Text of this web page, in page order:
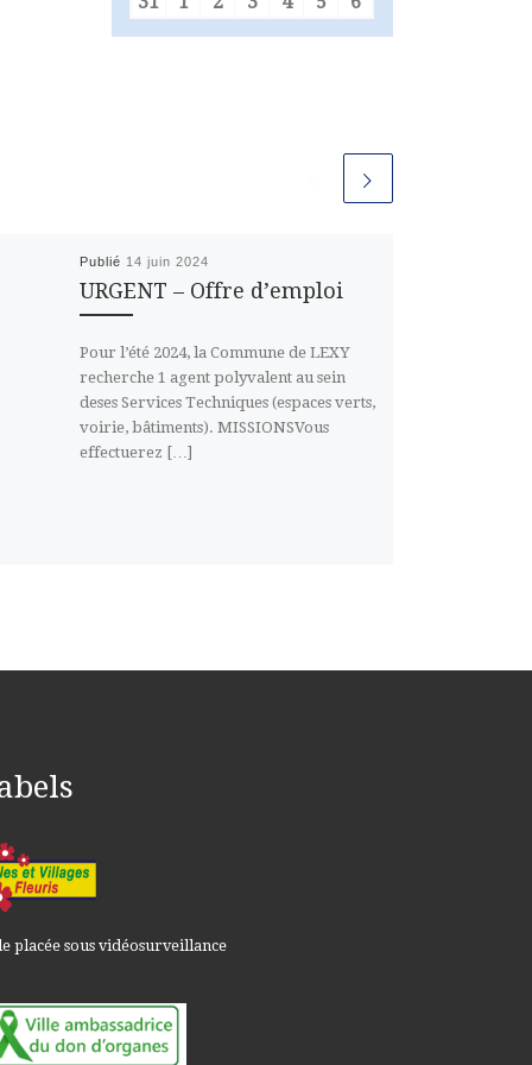
Publié 14 juin 2024
URGENT – Offre d’emploi
Pour l’été 2024, la Commune de LEXY
recherche 1 agent polyvalent au sein
deses Services Techniques (espaces verts,
voirie, bâtiments). MISSIONSVous
effectuerez […]
placée sous vidéosurveillance